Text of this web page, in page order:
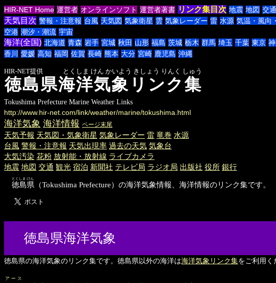
HIR-NET Home 運営者 オンラインソフト 運営者著書 リンク集目次 地震 地図 交通
天気目次 警報・注意報 台風 天気図 気象衛星 雲 気象レーダー 雷 水源 気温・風向
空港 潮汐・潮流 宇宙
海洋(全国) 北海道 青森 岩手 宮城 秋田 山形 福島 茨城 栃木 群馬 埼玉 千葉 東京 神
香川
愛媛 高知 福岡 佐賀 長崎 熊本 大分 宮崎 鹿児島 沖縄
徳島県海洋気象リンク集
HIR-NET提供 とくしま けん かいよう きしょう りんく しゅう
Tokushima Prefecture Marine Weather Links
http://www.hir-net.com/link/weather/marine/tokushima.html
海洋気象 海洋情報 ページ末尾
天気予報 天気図・気象衛星 気象レーダー 雷 竜巻 水源
台風 警報・注意報 天気出現率 過去の天気 気象台
大気汚染 花粉 放射能・放射線 ライブカメラ
地震 地図 交通 観光 宿泊 新聞社 テレビ局 ラジオ局 出版社 役所 銀行
徳島県
とくしま けん
（Tokushima Prefecture）の海洋気象情報、海洋情報のリンク集です。
徳島県海洋気象
徳島県の海洋気象のリンク集です。徳島県以外の海洋は海洋気象リンク集をご利用く
アース